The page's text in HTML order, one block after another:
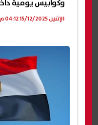
وكوابيس يومية
الإثنين 15/12/2025 04:12 م